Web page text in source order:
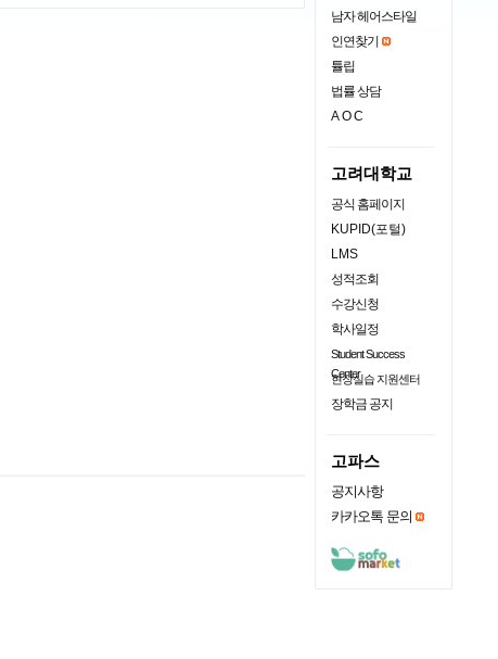
남자 헤어스타일
인연찾기
튤립
법률 상담
AOC
고려대학교
공식 홈페이지
KUPID(포털)
LMS
성적조회
수강신청
학사일정
Student Success
Center
현장실습 지원센터
장학금 공지
고파스
공지사항
카카오톡 문의